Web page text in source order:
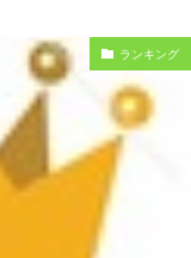
ランキング